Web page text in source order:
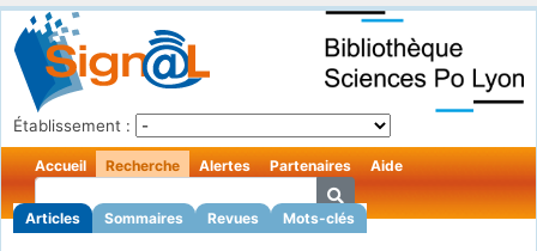
Établissement :
Accueil Recherche
Articles Sommaires Revues Mots-clés
Alertes Partenaires Aide